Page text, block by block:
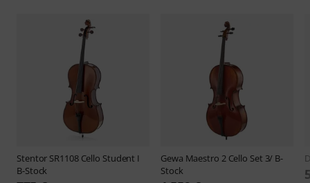
Stentor SR1108 Cello Student I
B-Stock
Gewa Maestro 2 Cello Set 3/ B-
Stock